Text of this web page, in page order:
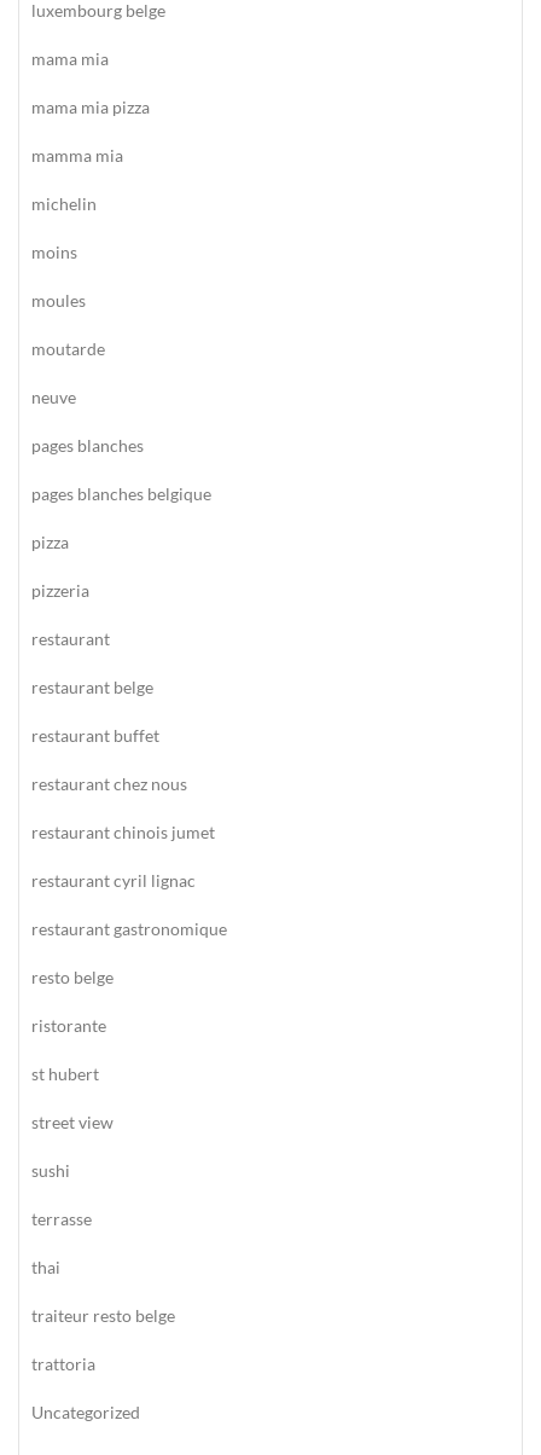
luxembourg belge
mama mia
mama mia pizza
mamma mia
michelin
moins
moules
moutarde
neuve
pages blanches
pages blanches belgique
pizza
pizzeria
restaurant
restaurant belge
restaurant buffet
restaurant chez nous
restaurant chinois jumet
restaurant cyril lignac
restaurant gastronomique
resto belge
ristorante
st hubert
street view
sushi
terrasse
thai
traiteur resto belge
trattoria
Uncategorized